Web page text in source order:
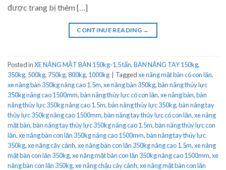
được trang bị thêm […]
CONTINUE READING →
Posted inXE NÂNG MẶT BÀN 150kg-1.5 tấn,BÀN NÂNG TAY 150kg,
350kg, 500kg, 750kg, 800kg, 1000kg
Taggedxe nâng mặt bàn có con lăn,
xe nâng bàn 350kg nâng cao 1.5m,xe nâng bàn 350kg,bàn nâng thủy lực
350kg nâng cao 1500mm,bàn nâng thủy lực có con lăn,xe nâng bàn,bàn
nâng thủy lực 350kg nâng cao 1.5m,bàn nâng thủy lực 350kg,bàn nâng tay
thủy lực 350kg nâng cao 1500mm,bàn nâng tay thủy lực có con lăn,xe nâng
mặt bàn,bàn nâng tay thủy lực 350kg nâng cao 1.5m,bàn nâng thủy lực con
lăn,xe nâng bàn con lăn 350kg nâng cao 1500mm,bàn nâng tay thủy lực
350kg,xe nâng cây cảnh,xe nâng bàn con lăn 350kg nâng cao 1.5m,xe nâng
mặt bàn con lăn 350kg,xe nâng mặt bàn con lăn 350kg nâng cao 1500mm,xe
nâng bàn con lăn 350kg,xe nâng chậu cây cảnh,xe nâng mặt bàn con lăn